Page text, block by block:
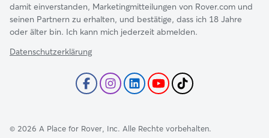
damit einverstanden, Marketingmitteilungen von Rover.com und
seinen Partnern zu erhalten, und bestätige, dass ich 18 Jahre
oder älter bin. Ich kann mich jederzeit abmelden.
Datenschutzerklärung
© 2026 A Place for Rover, Inc. Alle Rechte vorbehalten.